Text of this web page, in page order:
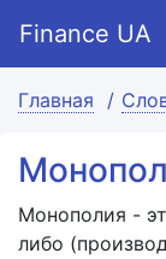
Finance UA
Главная
Монополия -
либо